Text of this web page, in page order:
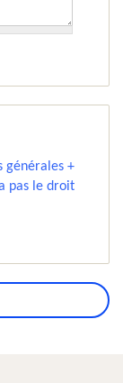
générales +
pas le droit